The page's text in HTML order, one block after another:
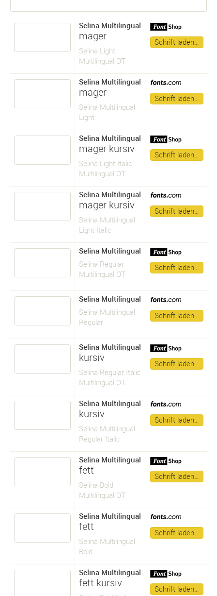
Selina Multilingual
mager
Selina Light
Multilingual OT
Schrift laden…
Selina Multilingual
mager
Selina Multilingual
Light
Schrift laden…
Selina Multilingual
mager kursiv
Selina Light Italic
Multilingual OT
Schrift laden…
Selina Multilingual
mager kursiv
Selina Multilingual
Light Italic
Schrift laden…
Selina Multilingual
Selina Regular
Multilingual OT
Schrift laden…
Selina Multilingual
Selina Multilingual
Regular
Schrift laden…
Selina Multilingual
kursiv
Selina Regular Italic
Multilingual OT
Schrift laden…
Selina Multilingual
kursiv
Selina Multilingual
Regular Italic
Schrift laden…
Selina Multilingual
fett
Selina Bold
Multilingual OT
Schrift laden…
Selina Multilingual
fett
Selina Multilingual
Bold
Schrift laden…
Selina Multilingual
fett kursiv Schrift laden…